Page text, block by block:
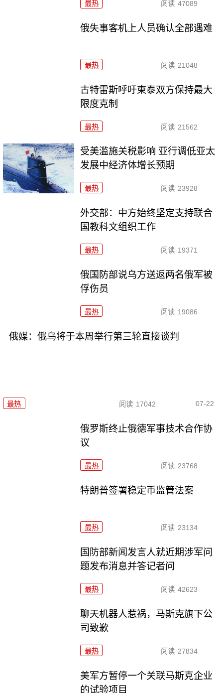
最热 阅读 47089
俄失事客机上人员确认全部遇难
最热 阅读 21048
古特雷斯呼吁柬泰双方保持最大
限度克制
最热 阅读 21562
受美滥施关税影响 亚行调低亚太
发展中经济体增长预期
最热 阅读 23928
外交部：中方始终坚定支持联合
国教科文组织工作
最热 阅读 19371
俄国防部说乌方送返两名俄军被
俘伤员
最热 阅读 19086
俄媒：俄乌将于本周举行第三轮直接谈判
最热 阅读 17042 07-22
俄罗斯终止俄德军事技术合作协
议
最热 阅读 23768
特朗普签署稳定币监管法案
最热 阅读 23134
国防部新闻发言人就近期涉军问
题发布消息并答记者问
最热 阅读 42623
聊天机器人惹祸，马斯克旗下公
司致歉
最热 阅读 27834
美军方暂停一个关联马斯克企业
的试验项目